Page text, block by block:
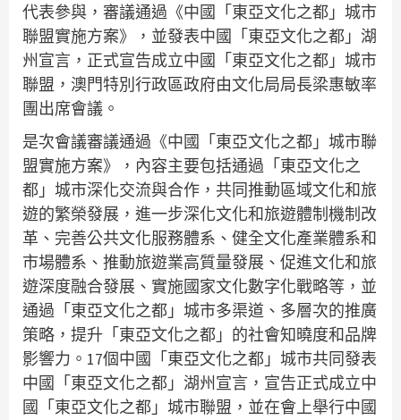
代表參與，審議通過《中國「東亞文化之都」城市
聯盟實施方案》，並發表中國「東亞文化之都」湖
州宣言，正式宣告成立中國「東亞文化之都」城市
聯盟，澳門特別行政區政府由文化局局長梁惠敏率
團出席會議。
是次會議審議通過《中國「東亞文化之都」城市聯
盟實施方案》，內容主要包括通過「東亞文化之
都」城市深化交流與合作，共同推動區域文化和旅
遊的繁榮發展，進一步深化文化和旅遊體制機制改
革、完善公共文化服務體系、健全文化產業體系和
市場體系、推動旅遊業高質量發展、促進文化和旅
遊深度融合發展、實施國家文化數字化戰略等，並
通過「東亞文化之都」城市多渠道、多層次的推廣
策略，提升「東亞文化之都」的社會知曉度和品牌
影響力。17個中國「東亞文化之都」城市共同發表
中國「東亞文化之都」湖州宣言，宣告正式成立中
國「東亞文化之都」城市聯盟，並在會上舉行中國